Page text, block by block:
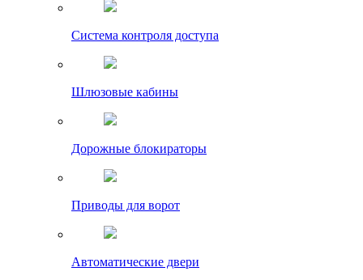
Система контроля доступа
Шлюзовые кабины
Дорожные блокираторы
Приводы для ворот
Автоматические двери